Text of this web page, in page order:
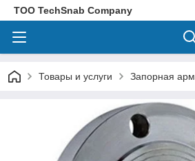
ТОО TechSnab Company
Товары и услуги Запорная